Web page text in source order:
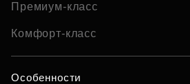
Премиум-класс
Комфорт-класс
Особенности